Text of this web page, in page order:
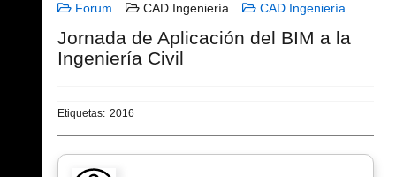
Forum CAD Ingeniería CAD Ingeniería
Jornada de Aplicación del BIM a la
Ingeniería Civil
Etiquetas: 2016